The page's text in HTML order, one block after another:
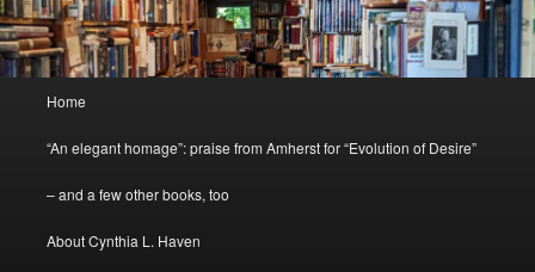
Home
“An elegant homage”: praise from Amherst for “Evolution of Desire”
– and a few other books, too
About Cynthia L. Haven